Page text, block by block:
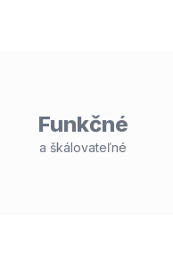
Funkčné
a škálovateľné